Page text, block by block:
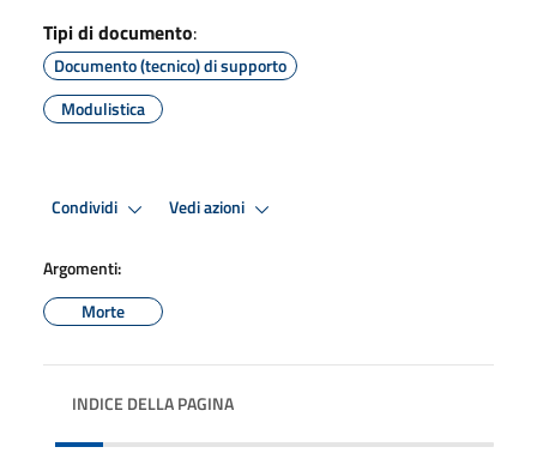
Tipi di documento:
Documento (tecnico) di supporto
Modulistica
Condividi Vedi azioni
Argomenti:
Morte
INDICE DELLA PAGINA